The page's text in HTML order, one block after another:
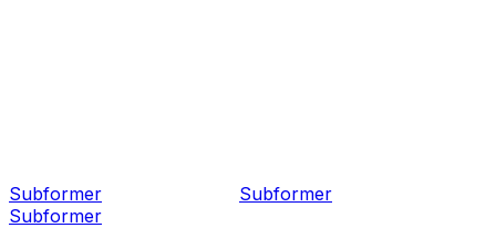
Subformer Subformer
Subformer